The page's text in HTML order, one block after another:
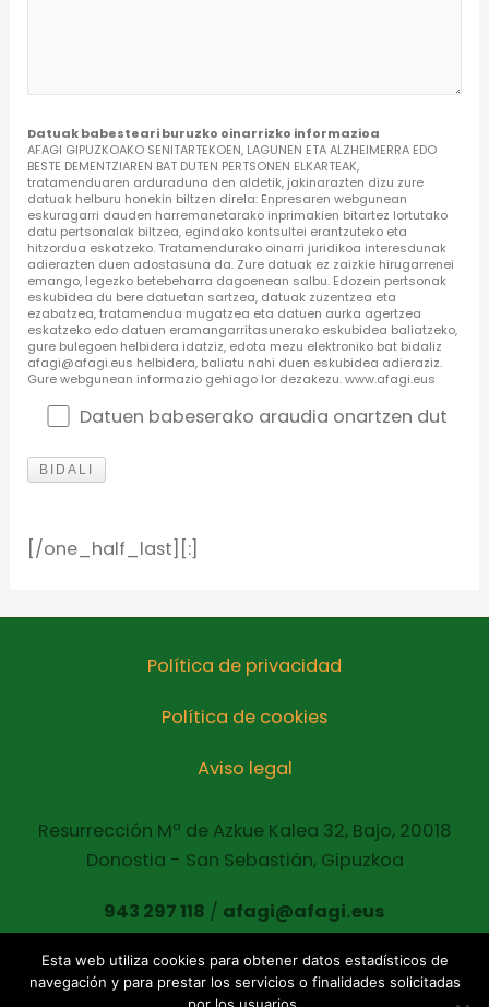
Datuak babesteari buruzko oinarrizko informazioa
AFAGI GIPUZKOAKO SENITARTEKOEN, LAGUNEN ETA ALZHEIMERRA EDO
BESTE DEMENTZIAREN BAT DUTEN PERTSONEN ELKARTEAK,
tratamenduaren arduraduna den aldetik, jakinarazten dizu zure
datuak helburu honekin biltzen direla: Enpresaren webgunean
eskuragarri dauden harremanetarako inprimakien bitartez lortutako
datu pertsonalak biltzea, egindako kontsultei erantzuteko eta
hitzordua eskatzeko. Tratamendurako oinarri juridikoa interesdunak
adierazten duen adostasuna da. Zure datuak ez zaizkie hirugarrenei
emango, legezko betebeharra dagoenean salbu. Edozein pertsonak
eskubidea du bere datuetan sartzea, datuak zuzentzea eta
ezabatzea, tratamendua mugatzea eta datuen aurka agertzea
eskatzeko edo datuen eramangarritasunerako eskubidea baliatzeko,
gure bulegoen helbidera idatziz, edota mezu elektroniko bat bidaliz
afagi@afagi.eus helbidera, baliatu nahi duen eskubidea adieraziz.
Gure webgunean informazio gehiago lor dezakezu. www.afagi.eus
Datuen babeserako araudia onartzen dut
[/one_half_last][:]
Política de privacidad
Política de cookies
Aviso legal
Resurrección Mª de Azkue Kalea 32, Bajo, 20018
Donostia - San Sebastián, Gipuzkoa
943 297 118 / afagi@afagi.eus
Copyright © 2021 AFAGI Todos los derechos
Esta web utiliza cookies para obtener datos estadísticos de
navegación y para prestar los servicios o finalidades solicitadas